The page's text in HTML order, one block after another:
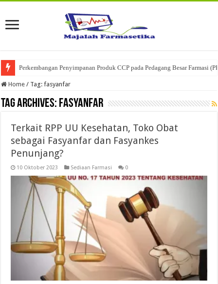
Perkembangan Penyimpanan Produk CCP pada Pedagang Besar Farmasi
Home / Tag:fasyanfar
Tag Archives: fasyanfar
Terkait RPP UU Kesehatan, Toko Obat
sebagai Fasyanfar dan Fasyankes
Penunjang?
10 Oktober 2023 Sediaan Farmasi 0